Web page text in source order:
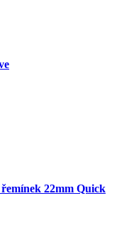
22mm Quick